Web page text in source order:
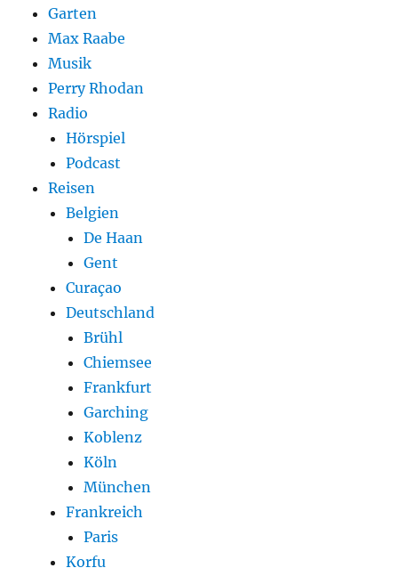
Garten
Max Raabe
Musik
Perry Rhodan
Radio
Hörspiel
Podcast
Reisen
Belgien
De Haan
Gent
Curaçao
Deutschland
Brühl
Chiemsee
Frankfurt
Garching
Koblenz
Köln
München
Frankreich
Paris
Korfu